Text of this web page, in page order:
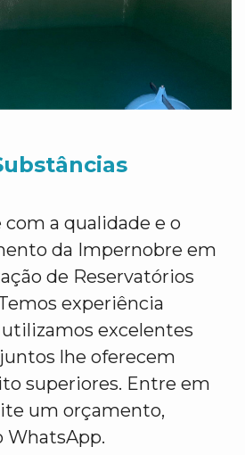
a qualidade e o
da Impernobre em
de Reservatórios
experiência
excelentes
lhe oferecem
superiores. Entre em
um orçamento,
WhatsApp.